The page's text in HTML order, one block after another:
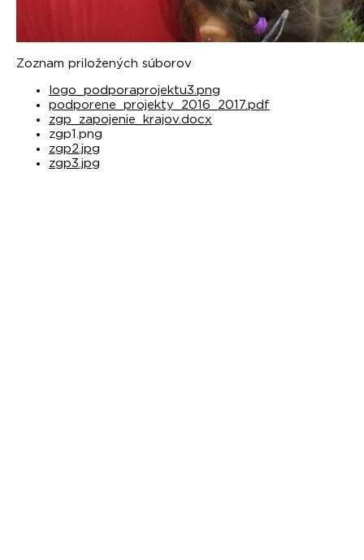
Zoznam priložených súborov
logo_podporaprojektu3.png
podporene_projekty_2016_2017.pdf
zgp_zapojenie_krajov.docx
zgp1.png
zgp2.jpg
zgp3.jpg